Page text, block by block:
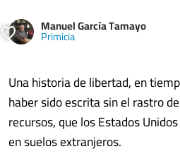
Manuel García Tamayo
Primicia
Una historia de libertad, en
haber sido escrita sin el rastro
recursos, que los Estados
en suelos extranjeros.